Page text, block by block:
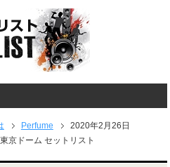
Perfume
2020年2月26日
京ドーム セットリスト